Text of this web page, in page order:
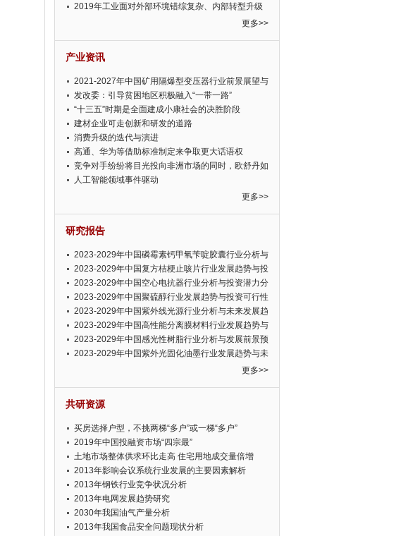
2019年工业面对外部环境错综复杂、内部转型升级
更多>>
产业资讯
2021-2027年中国矿用隔爆型变压器行业前景展望与
投资前景预测报告
发改委：引导贫困地区积极融入“一带一路”
“十三五”时期是全面建成小康社会的决胜阶段
建材企业可走创新和研发的道路
消费升级的迭代与演进
高通、华为等借助标准制定来争取更大话语权
竞争对手纷纷将目光投向非洲市场的同时，欧舒丹如
此淡定，难道就真的不怕丧失先机吗?
人工智能领域事件驱动
更多>>
研究报告
2023-2029年中国磷霉素钙甲氧苄啶胶囊行业分析与
投资可行性报告
2023-2029年中国复方桔梗止咳片行业发展趋势与投
资潜力分析报告
2023-2029年中国空心电抗器行业分析与投资潜力分
析报告
2023-2029年中国聚硫醇行业发展趋势与投资可行性
报告
2023-2029年中国紫外线光源行业分析与未来发展趋
势报告
2023-2029年中国高性能分离膜材料行业发展趋势与
发展前景预测报告
2023-2029年中国感光性树脂行业分析与发展前景预
测报告
2023-2029年中国紫外光固化油墨行业发展趋势与未
更多>>
共研资源
买房选择户型，不挑两梯“多户”或一梯“多户”
2019年中国投融资市场“四宗最”
土地市场整体供求环比走高 住宅用地成交量倍增
2013年影响会议系统行业发展的主要因素解析
2013年钢铁行业竞争状况分析
2013年电网发展趋势研究
2030年我国油气产量分析
2013年我国食品安全问题现状分析